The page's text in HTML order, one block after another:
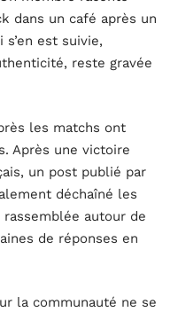
dans un café après un
est suivie,
reste gravée
les matchs ont
Après une victoire
un post publié par
déchaîné les
rassemblée autour de
de réponses en
la communauté ne se